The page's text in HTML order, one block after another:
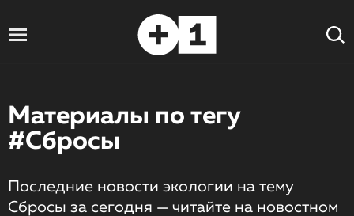
Материалы по тегу
#Сбросы
Последние новости экологии на тему
Сбросы за сегодня — читайте на новостном